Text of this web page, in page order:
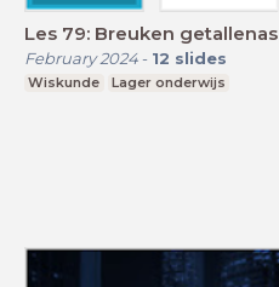
Les 79: Breuken getallenas
February 2024- 12 slides
Wiskunde Lager onderwijs